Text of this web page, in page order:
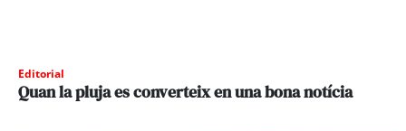
Editorial
Quan la pluja es converteix en una bona notícia